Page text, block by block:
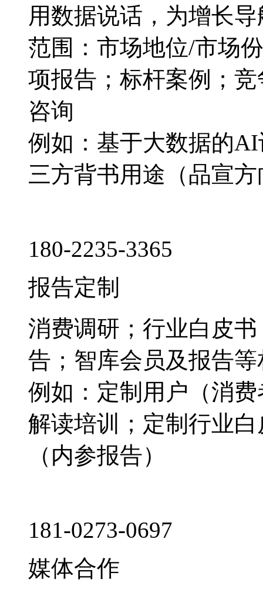
用数据说话，为增长导
范围：市场地位/市场
项报告；标杆案例；
咨询
例如：基于大数据的
三方背书用途（品宣
180-2235-3365
报告定制
消费调研；行业白皮
告；智库会员及报告
例如：定制用户（消
解读培训；定制行业
（内参报告）
181-0273-0697
媒体合作